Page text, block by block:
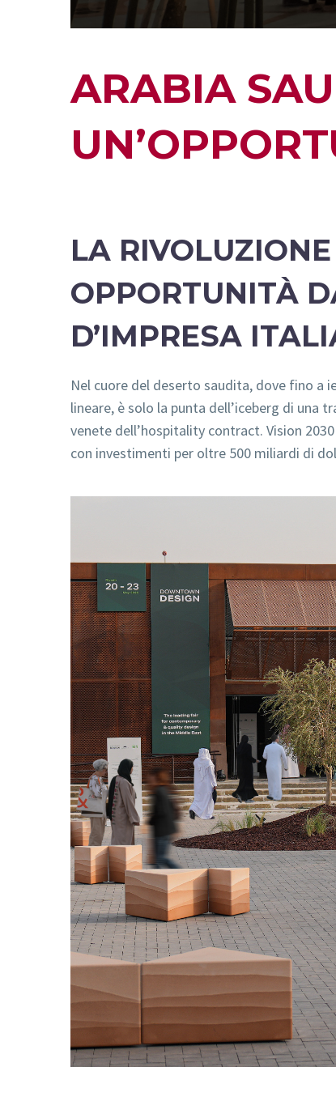
ARABIA
LA
OPPORTUNITÀ
D’IMPRESA
Nel cuore del deserto saudita, dove fino a
lineare, è solo la punta dell’iceberg di una
venete dell’hospitality contract. Vision
con investimenti per oltre 500 miliardi di